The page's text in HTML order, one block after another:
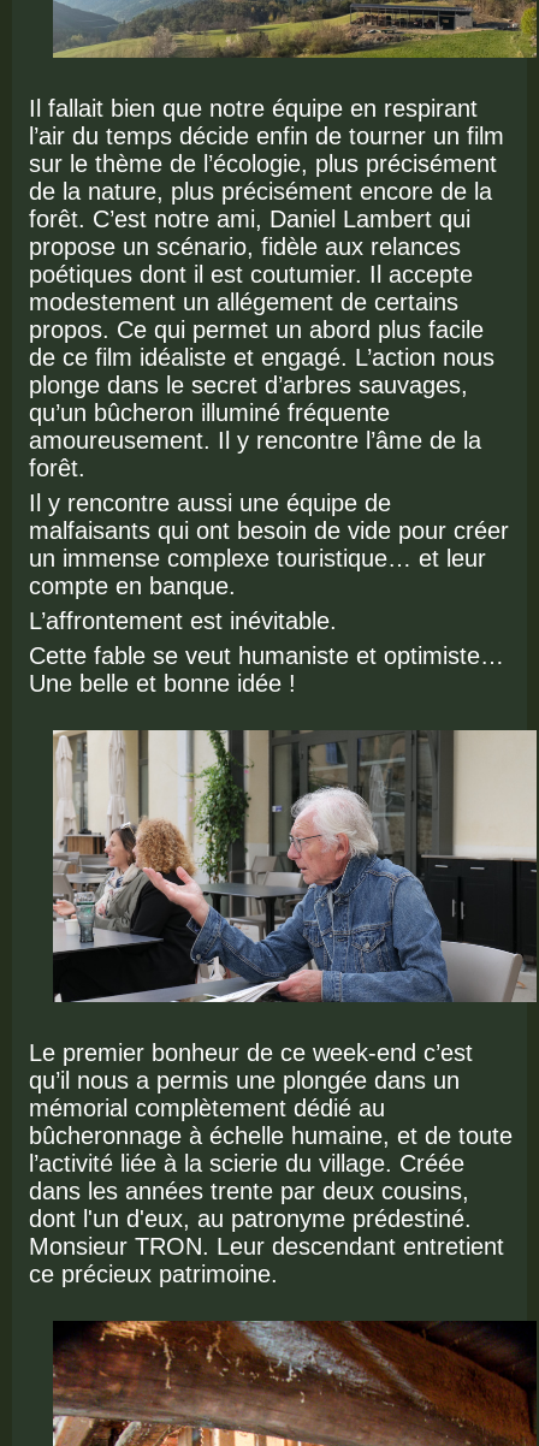
Il fallait bien que notre équipe en respirant
l’air du temps décide enfin de tourner un film
sur le thème de l’écologie, plus précisément
de la nature, plus précisément encore de la
forêt. C’est notre ami, Daniel Lambert qui
propose un scénario, fidèle aux relances
poétiques dont il est coutumier. Il accepte
modestement un allégement de certains
propos. Ce qui permet un abord plus facile
de ce film idéaliste et engagé. L’action nous
plonge dans le secret d’arbres sauvages,
qu’un bûcheron illuminé fréquente
amoureusement. Il y rencontre l’âme de la
forêt.
Il y rencontre aussi une équipe de
malfaisants qui ont besoin de vide pour créer
un immense complexe touristique… et leur
compte en banque.
L’affrontement est inévitable.
Cette fable se veut humaniste et optimiste…
Une belle et bonne idée !
Le premier bonheur de ce week-end c’est
qu’il nous a permis une plongée dans un
mémorial complètement dédié au
bûcheronnage à échelle humaine, et de toute
l’activité liée à la scierie du village. Créée
dans les années trente par deux cousins,
dont l'un d'eux, au patronyme prédestiné.
Monsieur TRON. Leur descendant entretient
ce précieux patrimoine.